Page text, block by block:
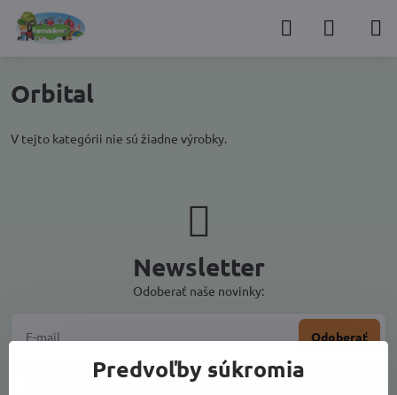
Orbital
V tejto kategórii nie sú žiadne výrobky.
Newsletter
Odoberať naše novinky:
Odoberať
Chcem sa prihlásiť k odberu noviniek e-mailom
Predvoľby súkromia